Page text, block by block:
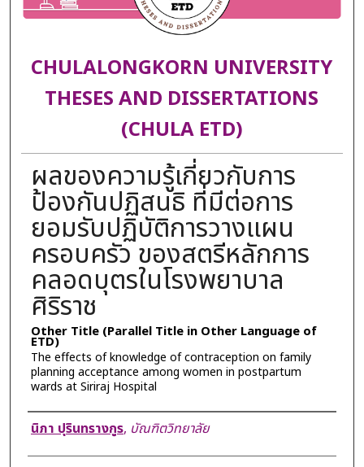
CHULALONGKORN UNIVERSITY
THESES AND DISSERTATIONS
(CHULA ETD)
ผลของความรู้เกี่ยวกับการ
ป้องกันปฏิสนธิ ที่มีต่อการ
ยอมรับปฏิบัติการวางแผน
ครอบครัว ของสตรีหลักการ
คลอดบุตรในโรงพยาบาล
ศิริราช
Other Title (Parallel Title in Other Language of
ETD)
The effects of knowledge of contraception on family
planning acceptance among women in postpartum
wards at Siriraj Hospital
Author
นิภา ปุรินทรางกูร, บัณฑิตวิทยาลัย